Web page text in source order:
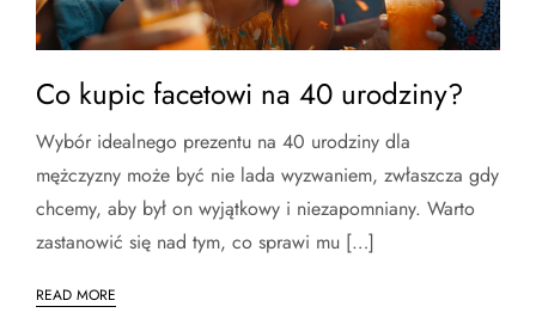
Co kupic facetowi na 40 urodziny?
Wybór idealnego prezentu na 40 urodziny dla
mężczyzny może być nie lada wyzwaniem, zwłaszcza gdy
chcemy, aby był on wyjątkowy i niezapomniany. Warto
zastanowić się nad tym, co sprawi mu […]
READ MORE